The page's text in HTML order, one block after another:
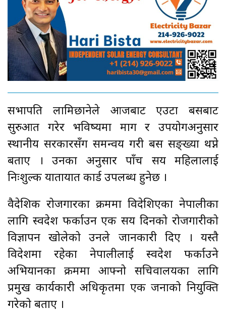
सभापति लामिछानेले आजबाट एउटा बसबाट
सुरुआत गरेर भविष्यमा माग र उपयोगअनुसार
स्थानीय सरकारसँग समन्वय गरी बस सङ्ख्या थप्ने
बताए । उनका अनुसार पाँच सय महिलालाई
निःशुल्क यातायात कार्ड उपलब्ध हुनेछ ।
वैदेशिक रोजगारका क्रममा विदेशिएका नेपालीका
लागि स्वदेश फर्काउन एक सय दिनको रोजगारीको
विज्ञापन खोलेको उनले जानकारी दिए । यस्तै
विदेशमा रहेका नेपालीलाई स्वदेश फर्काउने
अभियानका क्रममा आफ्नो सचिवालयका लागि
प्रमुख कार्यकारी अधिकृतमा एक जनाको नियुक्ति
गरेको बताए ।